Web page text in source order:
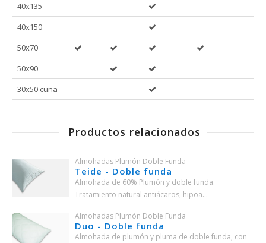
40x135
40x150
50x70
50x90
30x50 cuna
Productos relacionados
Almohadas Plumón Doble Funda
Teide - Doble funda
Almohada de 60% Plumón y doble funda.
Tratamiento natural antiácaros, hipoa...
Almohadas Plumón Doble Funda
Duo - Doble funda
Almohada de plumón y pluma de doble funda, con